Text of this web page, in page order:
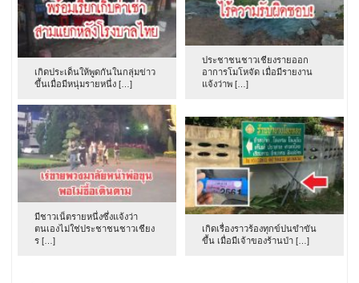
เกิดประเด็นให้พูดกันในกลุ่มข่าว
ขึ้นเมื่อมีหนุ่มรายหนึ่ง […]
ประชาชนชาวเชียงรายออก
อาการโมโหจัด เมื่อมีรายงาน
แจ้งว่าพ […]
มีชาวเน็ตรายหนึ่งซึ่งแจ้งว่า
ตนเองไม่ใช่ประชาชนชาวเชียง
ร […]
เกิดเรื่องราวร้องทุกข์ปนขำขัน
ขึ้น เมื่อมีเจ้าของร้านป่า […]